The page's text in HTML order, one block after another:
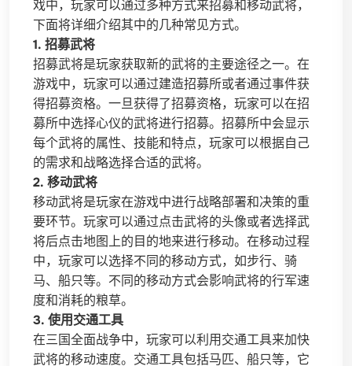
戏中，玩家可以通过多种方式来招募和移动武将，
下面将详细介绍其中的几种常见方式。
1. 招募武将
招募武将是玩家获取新的武将的主要途径之一。在
游戏中，玩家可以通过建造招募所或者通过事件获
得招募资格。一旦获得了招募资格，玩家可以在招
募所中选择心仪的武将进行招募。招募所中会显示
每个武将的属性、技能和特点，玩家可以根据自己
的需求和战略选择合适的武将。
2. 移动武将
移动武将是玩家在游戏中进行战略部署和决策的重
要环节。玩家可以通过点击武将的头像或者选择武
将后点击地图上的目的地来进行移动。在移动过程
中，玩家可以选择不同的移动方式，如步行、骑
马、船只等。不同的移动方式会影响武将的行军速
度和消耗的粮草。
3. 使用交通工具
在三国全面战争中，玩家可以利用交通工具来加快
武将的移动速度。交通工具包括马匹、船只等，它